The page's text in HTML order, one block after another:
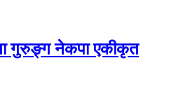
गुरुङ्ग नेकपा एकीकृत